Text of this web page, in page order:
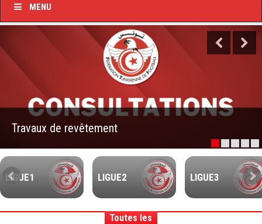
Feuilles de match 2018/2019
Feuille de match 2017/2018
–Ligue I–
–Ligue II–
Feuille de match 2016/2017
-Ligue I-
-Ligue II-
MENU
Travaux de revêtement
LIGUE1 LIGUE2 LIGUE3
Toutes les